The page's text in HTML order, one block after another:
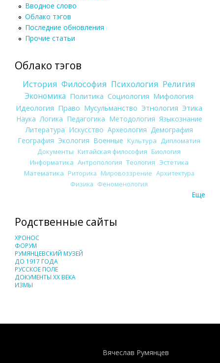
Вводное слово
Облако тэгов
Последние обновления
Прочие статьи
Облако тэгов
История Философия Психология Религия
Экономика Политика Социология Мифология
Идеология Право Мусульманство Этнология Этика
Наука Логика Педагогика Методология Языкознание
Литература Искусство Археология Демография
География Экология Военные Культура
Дипломатия
Документы Китайская философия Биология
Информатика Антропология Теология Эстетика
Математика Риторика Мировоззрение Архитектура
Физика Феноменология
Еще
Родственные сайты
ХРОНОС
ФОРУМ
РУМЯНЦЕВСКИЙ МУЗЕЙ
ДО 1917 ГОДА
РУССКОЕ ПОЛЕ
ДОКУМЕНТЫ XX ВЕКА
ИЗМЫ
Вячеслав Румянцев